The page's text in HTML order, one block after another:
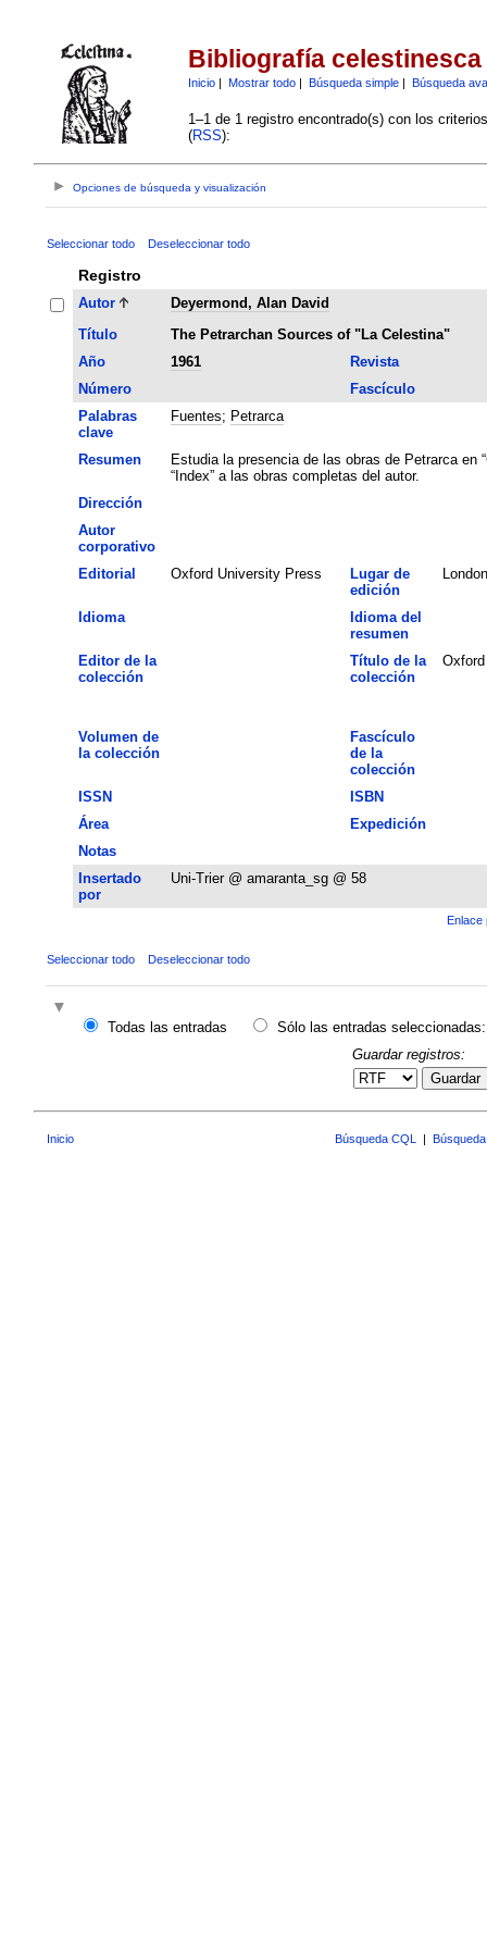
Bibliografía celestinesca
Inicio| Mostrar todo| Búsqueda simple| Búsqueda
1–1 de 1 registro encontrado(s) con los
(RSS):
Opciones de búsqueda y visualización
Seleccionar todo Deseleccionar todo
Registro
Autor
Deyermond, Alan David
Título
The Petrarchan Sources of "La Celestina"
Año
1961
Revista
Número
Fascículo
Palabras
clave
Fuentes; Petrarca
Resumen
Estudia la presencia de las obras de Petrarca en
“Index” a las obras completas del autor.
Dirección
Autor
corporativo
Editorial
Oxford University Press
Lugar de
edición
London
Idioma
Idioma del
resumen
Editor de la
colección
Título de la
colección
Volumen de
la colección
Fascículo
de la
colección
ISSN
ISBN
Área
Expedición
Notas
Insertado
por
Uni-Trier @ amaranta_sg @ 58
Enlace
Seleccionar todo Deseleccionar todo
Todas las entradas
Sólo las entradas seleccionadas:
Guardar registros:
Guardar
Inicio Búsqueda CQL